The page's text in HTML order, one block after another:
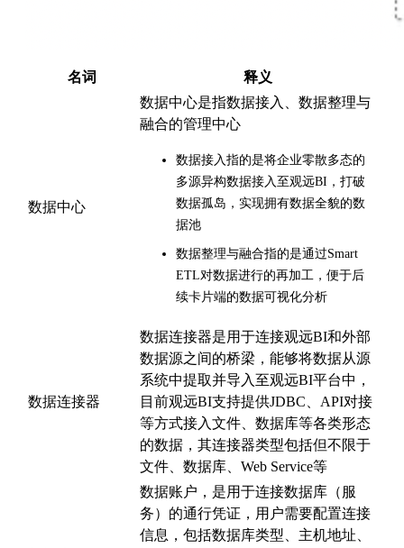
名词 释义
数据中心
数据中心是指数据接入、数据整理与
融合的管理中心
数据接入指的是将企业零散多态的
多源异构数据接入至观远BI，打破
数据孤岛，实现拥有数据全貌的数
据池
数据整理与融合指的是通过Smart
ETL对数据进行的再加工，便于后
续卡片端的数据可视化分析
数据连接器
数据连接器是用于连接观远BI和外部
数据源之间的桥梁，能够将数据从源
系统中提取并导入至观远BI平台中，
目前观远BI支持提供JDBC、API对接
等方式接入文件、数据库等各类形态
的数据，其连接器类型包括但不限于
文件、数据库、Web Service等
数据账户，是用于连接数据库（服
务）的通行凭证，用户需要配置连接
信息，包括数据库类型、主机地址、